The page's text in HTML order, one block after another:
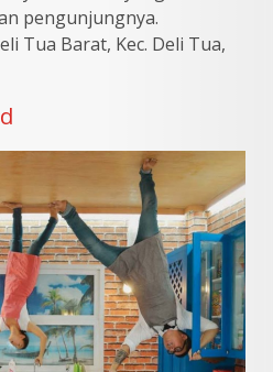
pengunjungnya.
Tua Barat, Kec. Deli Tua,